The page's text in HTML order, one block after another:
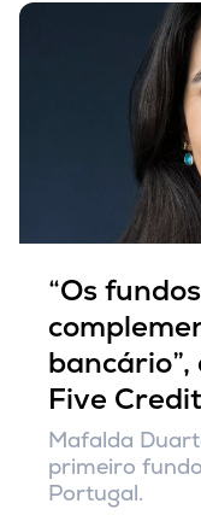
“Os
bancário”,
Five Credit
Mafalda
primeiro
Portugal.